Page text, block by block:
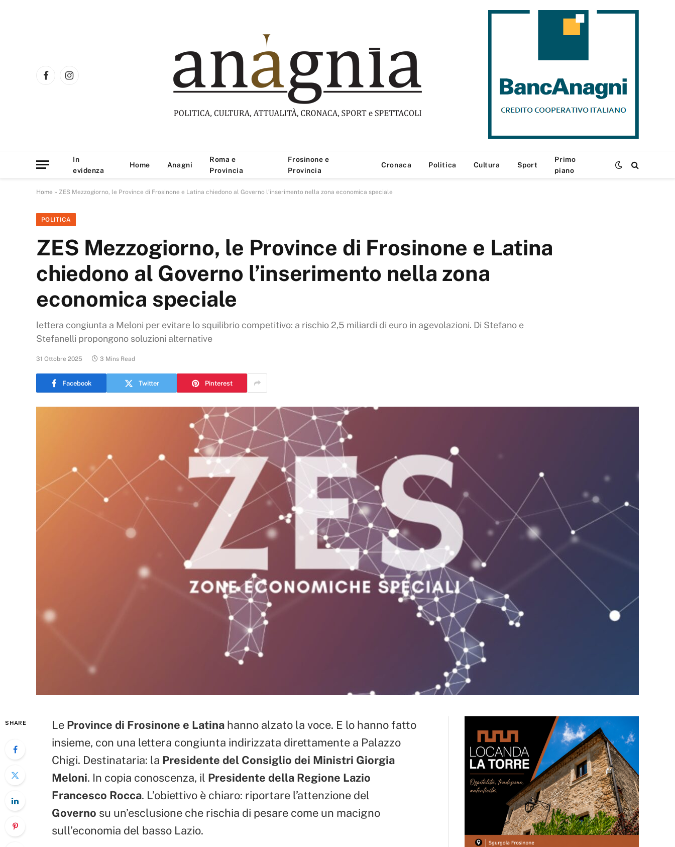
FacebookInstagram
In
evidenza
Home Anagni
Roma e
Provincia
Frosinone e
Provincia
Cronaca Politica Cultura Sport
Primo
piano
Home » ZES Mezzogiorno, le Province di Frosinone e Latina chiedono al Governo l’inserimento nella zona economica speciale
POLITICA
ZES Mezzogiorno, le Province di Frosinone e Latina
chiedono al Governo l’inserimento nella zona
economica speciale
lettera congiunta a Meloni per evitare lo squilibrio competitivo: a rischio 2,5 miliardi di euro in agevolazioni. Di Stefano e
Stefanelli propongono soluzioni alternative
31 Ottobre 2025 3 Mins Read
Facebook Twitter Pinterest
SHARE Le Province di Frosinone e Latina hanno alzato la voce. E lo hanno fatto
insieme, con una lettera congiunta indirizzata direttamente a Palazzo
Chigi. Destinataria: la Presidente del Consiglio dei Ministri Giorgia
Meloni. In copia conoscenza, il Presidente della Regione Lazio
Francesco Rocca. L’obiettivo è chiaro: riportare l’attenzione del
Governo su un’esclusione che rischia di pesare come un macigno
sull’economia del basso Lazio.